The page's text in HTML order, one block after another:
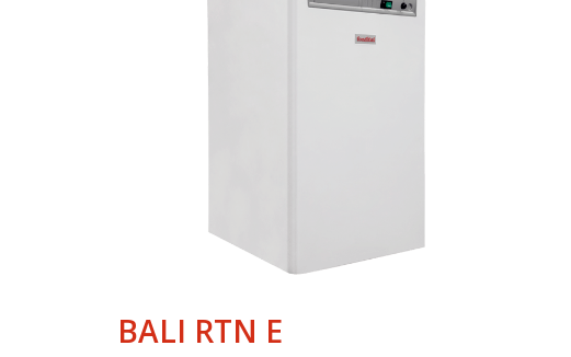
BALI RTN E